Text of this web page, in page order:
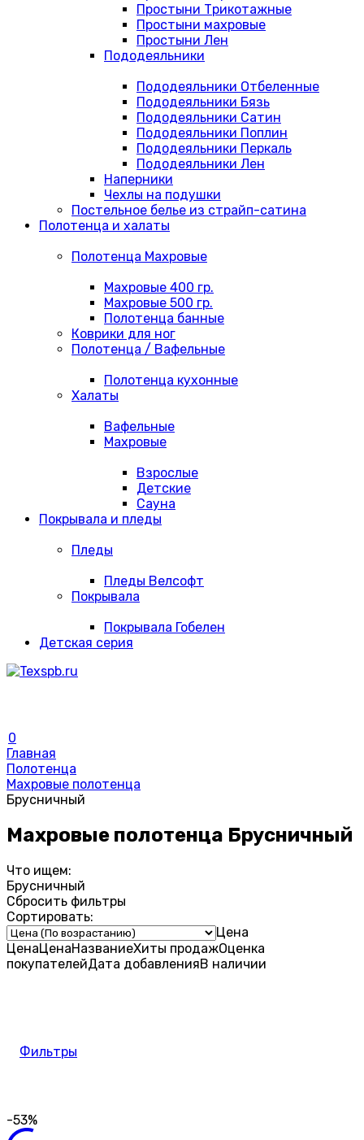
Простыни Трикотажные
Простыни махровые
Простыни Лен
Пододеяльники
Пододеяльники Отбеленные
Пододеяльники Бязь
Пододеяльники Сатин
Пододеяльники Поплин
Пододеяльники Перкаль
Пододеяльники Лен
Наперники
Чехлы на подушки
Постельное белье из страйп-сатина
Полотенца и халаты
Полотенца Махровые
Махровые 400 гр.
Махровые 500 гр.
Полотенца банные
Коврики для ног
Полотенца / Вафельные
Полотенца кухонные
Халаты
Вафельные
Махровые
Взрослые
Детские
Сауна
Покрывала и пледы
Пледы
Пледы Велсофт
Покрывала
Покрывала Гобелен
Детская серия
0
Главная
Полотенца
Махровые полотенца
Брусничный
Махровые полотенца Брусничный
Что ищем:
Брусничный
Сбросить фильтры
Сортировать:
Цена
ЦенаЦенаНазваниеХиты продажОценка
покупателейДата добавленияВ наличии
Фильтры
-53%